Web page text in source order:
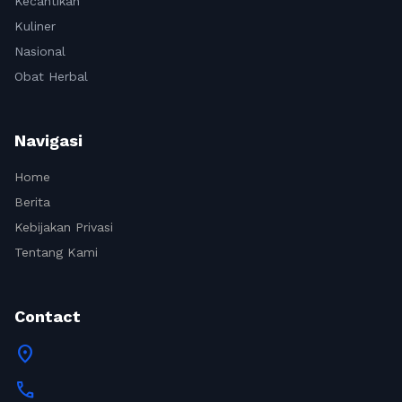
Kuliner
Nasional
Obat Herbal
Navigasi
Home
Berita
Kebijakan Privasi
Tentang Kami
Contact
location_on
call